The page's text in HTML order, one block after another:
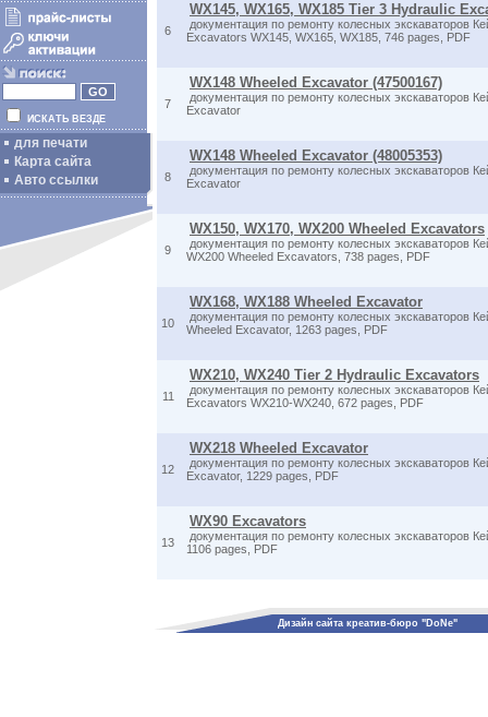
ИСКАТЬ ВЕЗДЕ
для печати
Карта сайта
Авто ссылки
6
WX145, WX165, WX185 Tier 3 Hydraulic
документация по ремонту колесных экскаваторов
Excavators WX145, WX165, WX185, 746 pages, PDF
7
WX148 Wheeled Excavator (47500167)
документация по ремонту колесных экскаваторов
Excavator
8
WX148 Wheeled Excavator (48005353)
документация по ремонту колесных экскаваторов
Excavator
9
WX150, WX170, WX200 Wheeled Excavators
документация по ремонту колесных экскаваторов
WX200 Wheeled Excavators, 738 pages, PDF
10
WX168, WX188 Wheeled Excavator
документация по ремонту колесных экскаваторов
Wheeled Excavator, 1263 pages, PDF
11
WX210, WX240 Tier 2 Hydraulic Excavators
документация по ремонту колесных экскаваторов
Excavators WX210-WX240, 672 pages, PDF
12
WX218 Wheeled Excavator
документация по ремонту колесных экскаваторов
Excavator, 1229 pages, PDF
13
WX90 Excavators
документация по ремонту колесных экскаваторов
1106 pages, PDF
Дизайн сайта креатив-бюро "DoNe"